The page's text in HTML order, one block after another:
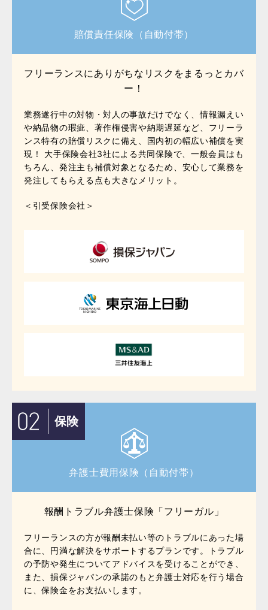
賠償責任保険（自動付帯）
フリーランスにありがちなリスクをまるっとカバ
ー！
業務遂行中の対物・対人の事故だけでなく、情報漏えい
や納品物の瑕疵、著作権侵害や納期遅延など、フリーラ
ンス特有の賠償リスクに備え、国内初の幅広い補償を実
現！ 大手保険会社3社による共同保険で、一般会員はも
ちろん、発注主も補償対象となるため、安心して業務を
発注してもらえる点も大きなメリット。
＜引受保険会社＞
保険
弁護士費用保険（自動付帯）
報酬トラブル弁護士保険「フリーガル」
フリーランスの方が報酬未払い等のトラブルにあった場
合に、円満な解決をサポートするプランです。トラブル
の予防や発生についてアドバイスを受けることができ、
また、損保ジャパンの承諾のもと弁護士対応を行う場合
に、保険金をお支払いします。